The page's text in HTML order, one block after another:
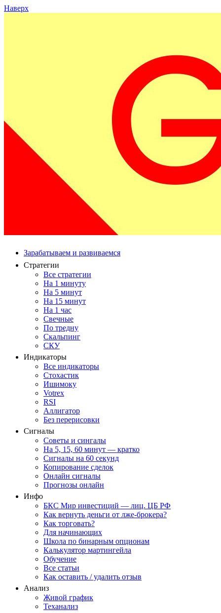
Наверх
Зарабатываем и развиваемся
Стратегии
Все стратегии
На 1 минуту
На 5 минут
На 15 минут
На 1 час
Свечные
По тредну
Скальпинг
СКУ
Индикаторы
Все индикаторы
Стохастик
Ишимоку
Votrex
RSI
Аллигатор
Без перерисовки
Сигналы
Советы и сингалы
На 5, 15, 60 минут — кратко
Сигналы на 60 секунд
Копирование сделок
Онлайн сигналы
Прогнозы онлайн
Инфо
БКС Мир инвестиций — лиц. ЦБ РФ
Как вернуть деньги от лже-брокера?
Как торговать?
Для начинающих
Школа по бинарным опционам
Калькулятор мартингейла
Обучение
Все статьи
Как оставить / удалить отзыв
Анализ
Живой график
Теханализ